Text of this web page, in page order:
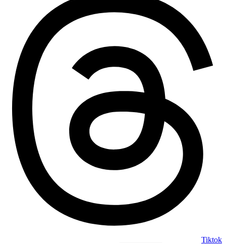
Tiktok